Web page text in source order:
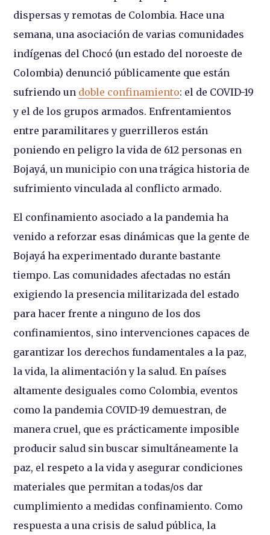
dispersas y remotas de Colombia. Hace una
semana, una asociación de varias comunidades
indígenas del Chocó (un estado del noroeste de
Colombia) denunció públicamente que están
sufriendo un doble confinamiento: el de COVID-19
y el de los grupos armados. Enfrentamientos
entre paramilitares y guerrilleros están
poniendo en peligro la vida de 612 personas en
Bojayá, un municipio con una trágica historia de
sufrimiento vinculada al conflicto armado.
El confinamiento asociado a la pandemia ha
venido a reforzar esas dinámicas que la gente de
Bojayá ha experimentado durante bastante
tiempo. Las comunidades afectadas no están
exigiendo la presencia militarizada del estado
para hacer frente a ninguno de los dos
confinamientos, sino intervenciones capaces de
garantizar los derechos fundamentales a la paz,
la vida, la alimentación y la salud. En países
altamente desiguales como Colombia, eventos
como la pandemia COVID-19 demuestran, de
manera cruel, que es prácticamente imposible
producir salud sin buscar simultáneamente la
paz, el respeto a la vida y asegurar condiciones
materiales que permitan a todas/os dar
cumplimiento a medidas confinamiento. Como
respuesta a una crisis de salud pública, la